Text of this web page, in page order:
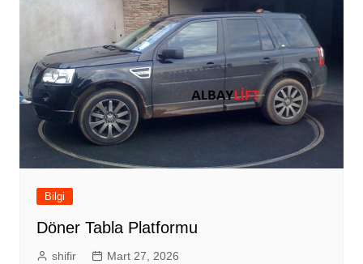
Bilgi
Döner Tabla Platformu
shifir Mart 27, 2026